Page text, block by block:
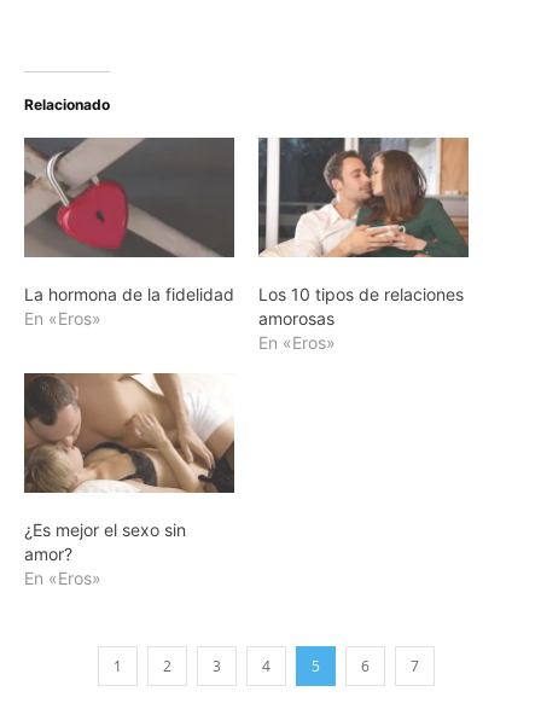
Relacionado
La hormona de la fidelidad
En «Eros»
Los 10 tipos de relaciones
amorosas
En «Eros»
¿Es mejor el sexo sin
amor?
En «Eros»
1 2 3 4 5 6 7